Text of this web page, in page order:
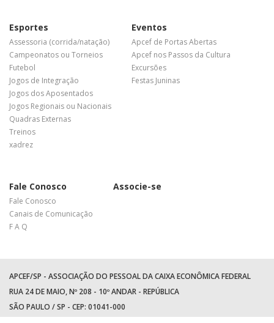
Esportes
Assessoria (corrida/natação)
Campeonatos ou Torneios
Futebol
Jogos de Integração
Jogos dos Aposentados
Jogos Regionais ou Nacionais
Quadras Externas
Treinos
xadrez
Eventos
Apcef de Portas Abertas
Apcef nos Passos da Cultura
Excursões
Festas Juninas
Fale Conosco
Fale Conosco
Canais de Comunicação
F A Q
Associe-se
APCEF/SP - ASSOCIAÇÃO DO PESSOAL DA CAIXA ECONÔMICA FEDERAL
RUA 24 DE MAIO, Nº 208 - 10º ANDAR - REPÚBLICA
SÃO PAULO / SP - CEP: 01041-000